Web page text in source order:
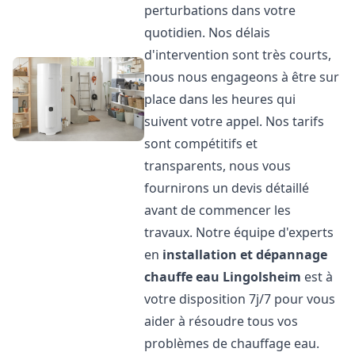
perturbations dans votre
quotidien. Nos délais
d'intervention sont très courts,
nous nous engageons à être sur
place dans les heures qui
suivent votre appel. Nos tarifs
sont compétitifs et
transparents, nous vous
fournirons un devis détaillé
avant de commencer les
travaux. Notre équipe d'experts
en installation et dépannage
chauffe eau Lingolsheim est à
votre disposition 7j/7 pour vous
aider à résoudre tous vos
problèmes de chauffage eau.